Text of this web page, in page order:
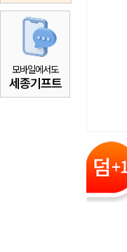
모바일에서도
세종기프트